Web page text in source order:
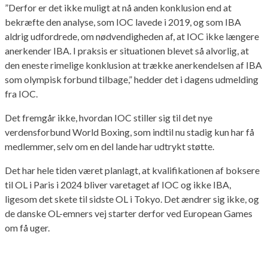
”Derfor er det ikke muligt at nå anden konklusion end at
bekræfte den analyse, som IOC lavede i 2019, og som IBA
aldrig udfordrede, om nødvendigheden af, at IOC ikke længere
anerkender IBA. I praksis er situationen blevet så alvorlig, at
den eneste rimelige konklusion at trække anerkendelsen af IBA
som olympisk forbund tilbage,” hedder det i dagens udmelding
fra IOC.
Det fremgår ikke, hvordan IOC stiller sig til det nye
verdensforbund World Boxing, som indtil nu stadig kun har få
medlemmer, selv om en del lande har udtrykt støtte.
Det har hele tiden været planlagt, at kvalifikationen af boksere
til OL i Paris i 2024 bliver varetaget af IOC og ikke IBA,
ligesom det skete til sidste OL i Tokyo. Det ændrer sig ikke, og
de danske OL-emners vej starter derfor ved European Games
om få uger.